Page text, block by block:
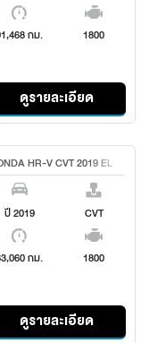
กม. 1800
ดูรายละเอียด
HR-V CVT 2019 EL
ปี 2019 CVT
กม. 1800
ดูรายละเอียด